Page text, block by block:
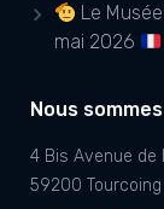
Le
mai 2026
Nous
4 Bis Avenue de
59200 Tourcoing